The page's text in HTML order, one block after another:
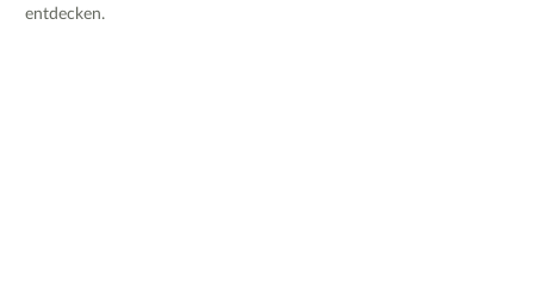
entdecken.